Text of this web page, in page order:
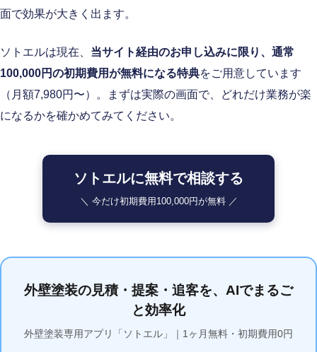
面で効果が大きく出ます。
ソトエルは現在、 当サイト経由のお申し込みに限り、通常
100,000円の初期費用が無料になる特典をご用意しています
（月額7,980円〜）。まずは実際の画面で、どれだけ業務が楽
になるかを確かめてみてください。
ソトエルに無料で相談する
＼ 今だけ初期費用100,000円が無料 ／
外壁塗装の見積・提案・追客を、AIでまるご
と効率化
外壁塗装専用アプリ「ソトエル」｜1ヶ月無料・初期費用0円